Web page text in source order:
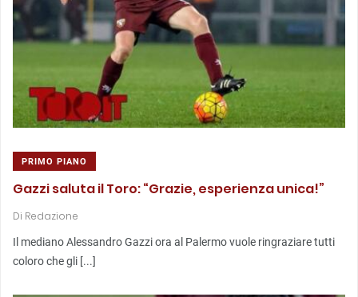
PRIMO PIANO
Gazzi saluta il Toro: “Grazie, esperienza unica!”
Di Redazione
Il mediano Alessandro Gazzi ora al Palermo vuole ringraziare tutti
coloro che gli [...]